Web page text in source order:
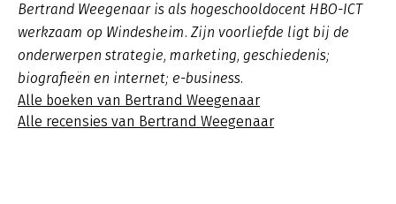
Bertrand Weegenaar is als hogeschooldocent HBO-ICT
werkzaam op Windesheim. Zijn voorliefde ligt bij de
onderwerpen strategie, marketing, geschiedenis;
biografieën en internet; e-business.
Alle boeken van Bertrand Weegenaar
Alle recensies van Bertrand Weegenaar